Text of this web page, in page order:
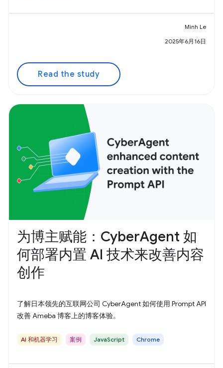
Minh Le
2025年6月16日
Read the study
为博主赋能：CyberAgent 如
何部署内置 AI 技术来改善内容
创作
了解日本领先的互联网公司 CyberAgent 如何使用 Prompt API
改善 Ameba 博客上的博客体验。
AI 和机器学习 案例 JavaScript Chrome